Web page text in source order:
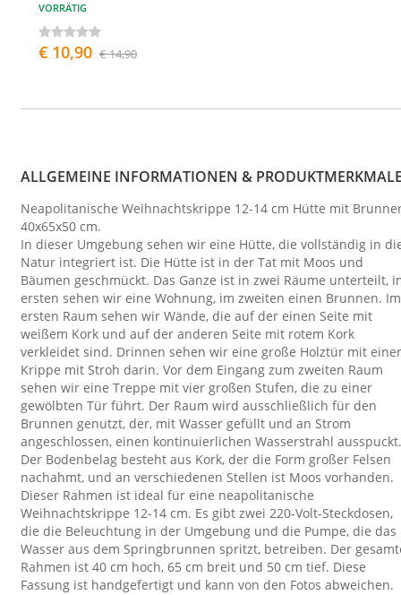
VORRÄTIG
€ 10,90 € 14,90
ALLGEMEINE INFORMATIONEN &
Neapolitanische Weihnachtskrippe 12-14 cm Hütte mit
40x65x50 cm.
In dieser Umgebung sehen wir eine Hütte, die vollständig in
Natur integriert ist. Die Hütte ist in der Tat mit Moos und
Bäumen geschmückt. Das Ganze ist in zwei Räume unterteilt,
ersten sehen wir eine Wohnung, im zweiten einen Brunnen. Im
ersten Raum sehen wir Wände, die auf der einen Seite mit
weißem Kork und auf der anderen Seite mit rotem Kork
verkleidet sind. Drinnen sehen wir eine große Holztür mit einer
Krippe mit Stroh darin. Vor dem Eingang zum zweiten Raum
sehen wir eine Treppe mit vier großen Stufen, die zu einer
gewölbten Tür führt. Der Raum wird ausschließlich für den
Brunnen genutzt, der, mit Wasser gefüllt und an Strom
angeschlossen, einen kontinuierlichen Wasserstrahl ausspuckt.
Der Bodenbelag besteht aus Kork, der die Form großer Felsen
nachahmt, und an verschiedenen Stellen ist Moos vorhanden.
Dieser Rahmen ist ideal für eine neapolitanische
Weihnachtskrippe 12-14 cm. Es gibt zwei 220-Volt-Steckdosen,
die die Beleuchtung in der Umgebung und die Pumpe, die das
Wasser aus dem Springbrunnen spritzt, betreiben. Der
Rahmen ist 40 cm hoch, 65 cm breit und 50 cm tief. Diese
Fassung ist handgefertigt und kann von den Fotos abweichen.